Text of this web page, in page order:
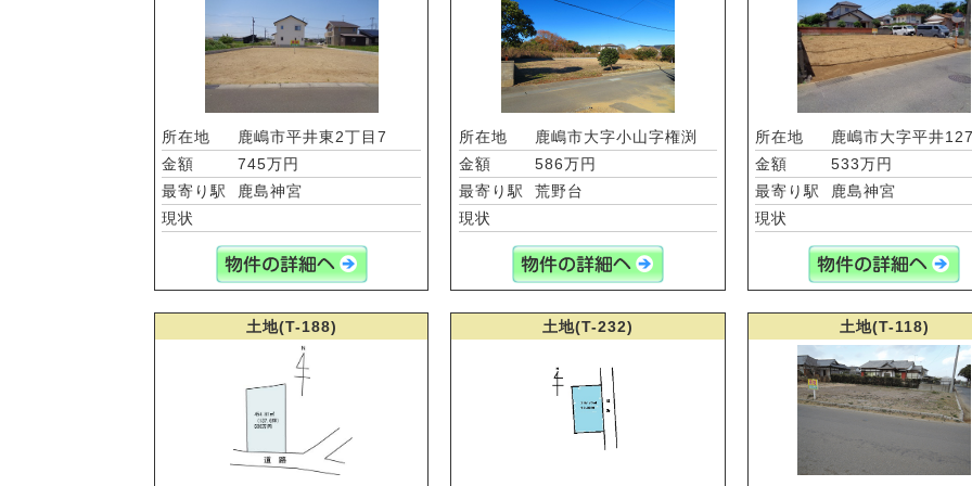
所在地
鹿嶋市平井東2丁目7
金額
745万円
最寄り駅
鹿島神宮
現状
所在地
鹿嶋市大字小山字権渕
金額
586万円
最寄り駅
荒野台
現状
所在地
鹿嶋市大字平井
金額
533万円
最寄り駅
鹿島神宮
現状
土地(T-188) 土地(T-232) 土地(T-118)